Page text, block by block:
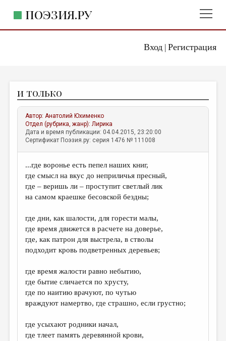
Вход| Регистрация
ПОЭЗИЯ.РУ
ЖАНРЫ
АВТОРЫ
КОММЕНТАРИИ
ЛИТСАЛОН
НОВОСТИ
ПРАВИЛА САЙТА
ИЗБРАННОЕ
ДАЙДЖЕСТ
ПЕРЕВОДЫ
КОНКУРСЫ
КНИЖНАЯ ПОЛКА
и только
Автор:Анатолий Юхименко
Отдел (рубрика, жанр):Лирика
Дата и время публикации: 04.04.2015, 23:20:00
Сертификат Поэзия.ру: серия 1476 № 111008
...где воронье есть пепел наших книг,
где смысл на вкус до неприличья пресный,
где – веришь ли – проступит светлый лик
на самом краешке бесовской бездны;
где дни, как шалости, для горести малы,
где время движется в расчете на доверье,
где, как патрон для выстрела, в стволы
подходит кровь подветренных деревьев;
где время жалости равно небытию,
где бытие сличается по хрусту,
где по наитию врачуют, по чутью
враждуют намертво, где страшно, если грустно;
где усыхают родники начал,
где тлеет память деревянной крови,